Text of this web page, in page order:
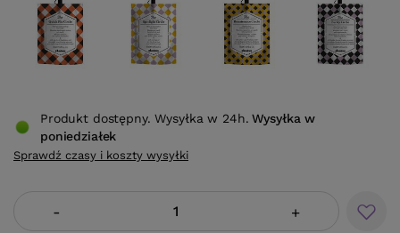
- +
Produkt dostępny. Wysyłka w 24h. Wysyłkaw
poniedziałek
Sprawdź czasy i koszty wysyłki